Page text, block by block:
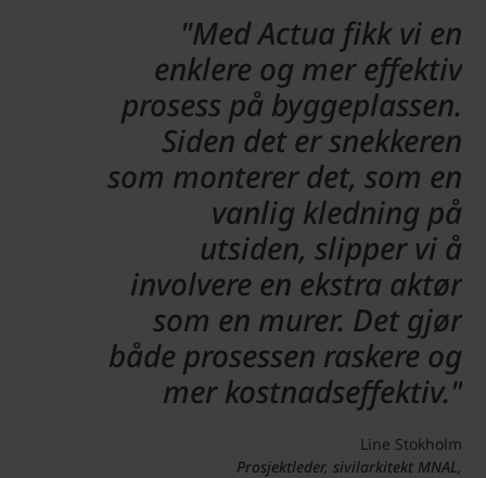
"Med Actua fikk vi en
enklere og mer effektiv
prosess på byggeplassen.
Siden det er snekkeren
som monterer det, som en
vanlig kledning på
utsiden, slipper vi å
involvere en ekstra aktør
som en murer. Det gjør
både prosessen raskere og
mer kostnadseffektiv."
Line Stokholm
Prosjektleder, sivilarkitekt MNAL,